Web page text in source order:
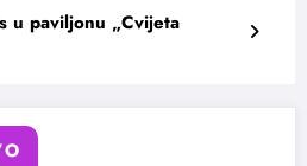
u paviljonu „Cvijeta